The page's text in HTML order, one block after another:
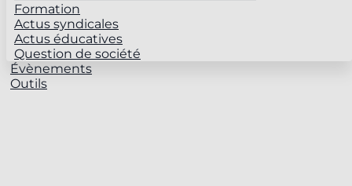
Formation
Actus syndicales
Actus éducatives
Question de société
Évènements
Outils